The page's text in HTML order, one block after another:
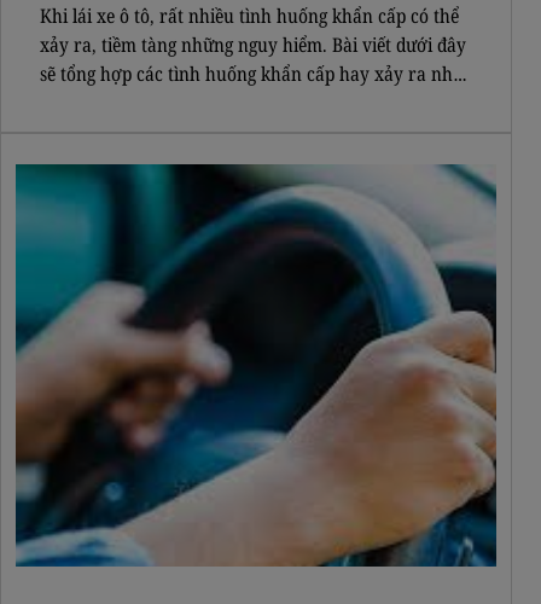
Khi lái xe ô tô, rất nhiều tình huống khẩn cấp có thể
xảy ra, tiềm tàng những nguy hiểm. Bài viết dưới đây
sẽ tổng hợp các tình huống khẩn cấp hay xảy ra nhất